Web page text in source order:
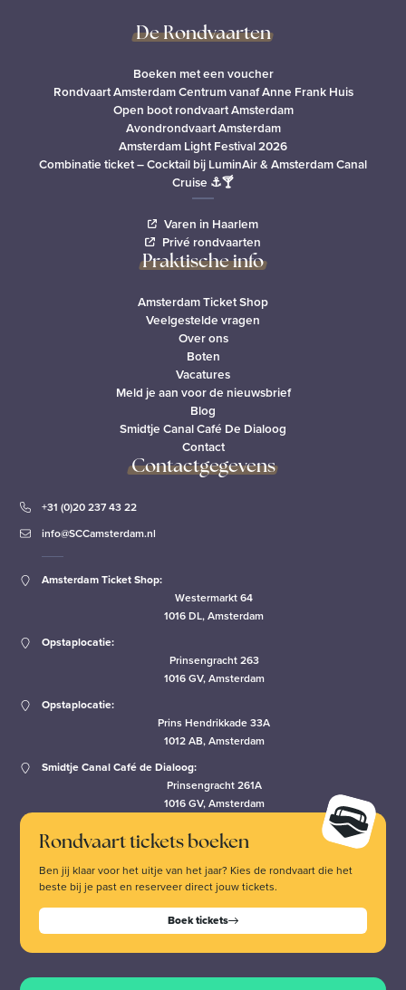
De Rondvaarten
Boeken met een voucher
Rondvaart Amsterdam Centrum vanaf Anne Frank Huis
Open boot rondvaart Amsterdam
Avondrondvaart Amsterdam
Amsterdam Light Festival 2026
Combinatie ticket – Cocktail bij LuminAir & Amsterdam Canal
Cruise ⚓🍸
Varen in Haarlem
Privé rondvaarten
Praktische info
Amsterdam Ticket Shop
Veelgestelde vragen
Over ons
Boten
Vacatures
Meld je aan voor de nieuwsbrief
Blog
Smidtje Canal Café De Dialoog
Contact
Contactgegevens
+31 (0)20 237 43 22
info@SCCamsterdam.nl
Amsterdam Ticket Shop:
Westermarkt 64
1016 DL, Amsterdam
Opstaplocatie:
Prinsengracht 263
1016 GV, Amsterdam
Opstaplocatie:
Prins Hendrikkade 33A
1012 AB, Amsterdam
Smidtje Canal Café de Dialoog:
Prinsengracht 261A
1016 GV, Amsterdam
Rondvaart tickets boeken
Ben jij klaar voor het uitje van het jaar? Kies de rondvaart die het
beste bij je past en reserveer direct jouw tickets.
Boek tickets